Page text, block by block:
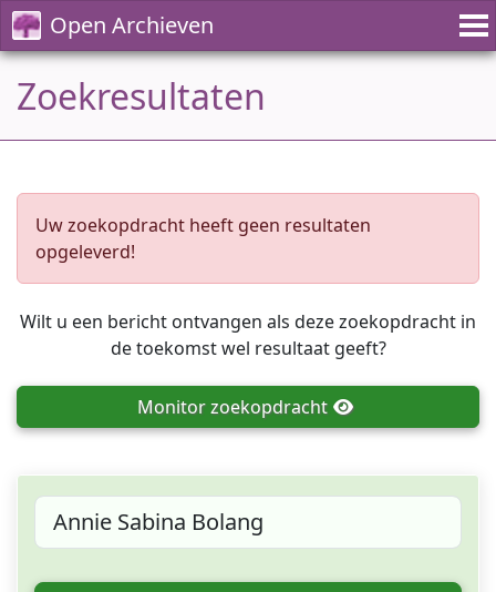
Open Archieven
Zoekresultaten
Uw zoekopdracht heeft geen resultaten
opgeleverd!
Wilt u een bericht ontvangen als deze zoekopdracht in
de toekomst wel resultaat geeft?
Monitorzoekopdracht